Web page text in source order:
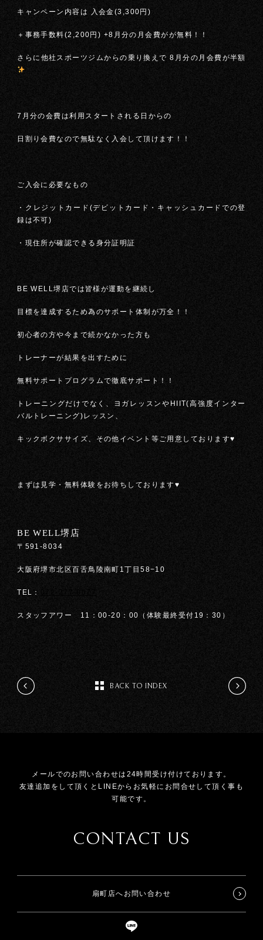
キャンペーン内容は 入会金(3,300円)
＋事務手数料(2,200円) +8月分の月会費がが無料！！
さらに他社スポーツジムからの乗り換えで 8月分の月会費が半額
7月分の会費は利用スタートされる日からの
日割り会費なので無駄なく入会して頂けます！！
ご入会に必要なもの
・クレジットカード(デビットカード・キャッシュカードでの登
録は不可)
・現住所が確認できる身分証明証
BE WELL堺店では皆様が運動を継続し
目標を達成するため為のサポート体制が万全！！
初心者の方や今まで続かなかった方も
トレーナーが結果を出すために
無料サポートプログラムで徹底サポート！！
トレーニングだけでなく、ヨガレッスンやHIIT(高強度インター
バルトレーニング)レッスン、
キックボクササイズ、その他イベント等ご用意しております♥
まずは見学・無料体験をお待ちしております♥
BE WELL堺店
〒591-8034
大阪府堺市北区百舌鳥陵南町1丁目58−10
TEL：
スタッフアワー 11：00-20：00（体験最終受付19：30）
BACK TO INDEX
メールでのお問い合わせは24時間受け付けております。
友達追加をして頂くとLINEからお気軽にお問合せして頂く事も
可能です。
CONTACT US
扇町店へお問い合わせ